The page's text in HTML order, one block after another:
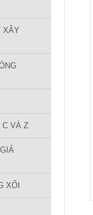
XÂY
C VÀ Z
XỐI